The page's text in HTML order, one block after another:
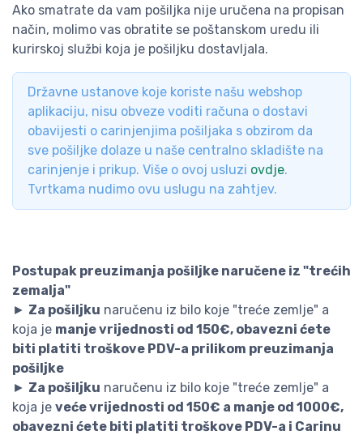
Ako smatrate da vam pošiljka nije uručena na propisan
način, molimo vas obratite se poštanskom uredu ili
kurirskoj službi koja je pošiljku dostavljala.
Državne ustanove koje koriste našu webshop
aplikaciju, nisu obveze voditi računa o dostavi
obavijesti o carinjenjima pošiljaka s obzirom da
sve pošiljke dolaze u naše centralno skladište na
carinjenje i prikup. Više o ovoj usluzi ovdje.
Tvrtkama nudimo ovu uslugu na zahtjev.
Postupak preuzimanja pošiljke naručene iz "trećih
zemalja"
► Za pošiljku naručenu iz bilo koje "treće zemlje" a
koja je manje vrijednosti od 150€, obavezni ćete
biti platiti troškove PDV-a prilikom preuzimanja
pošiljke
► Za pošiljku naručenu iz bilo koje "treće zemlje" a
koja je veće vrijednosti od 150€ a manje od 1000€,
obavezni ćete biti platiti troškove PDV-a i Carinu